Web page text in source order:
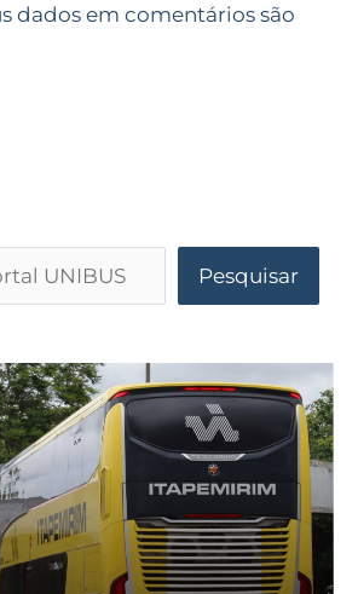
dados em comentários são
Pesquisar